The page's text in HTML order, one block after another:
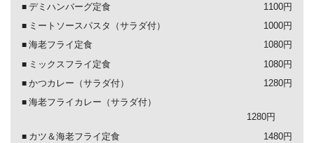
デミハンバーグ定食
1100円
ミートソースパスタ（サラダ付）
1000円
海老フライ定食
1080円
ミックスフライ定食
1080円
かつカレー（サラダ付）
1280円
海老フライカレー（サラダ付）
1280円
カツ＆海老フライ定食
1480円